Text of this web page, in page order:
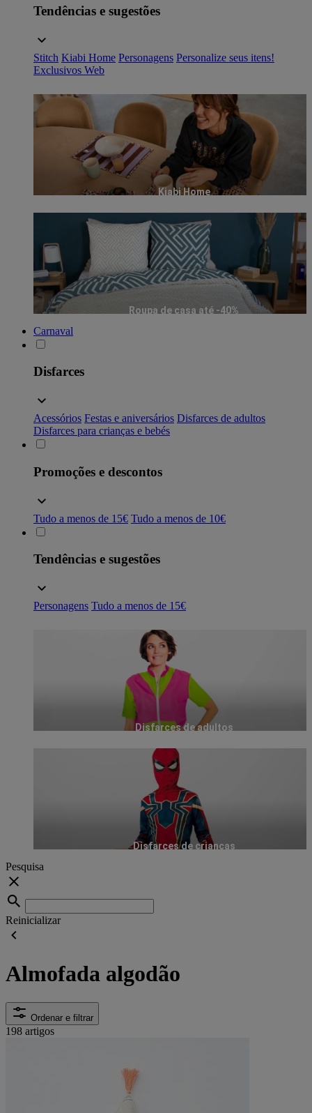
Tendências e sugestões
Stitch Kiabi Home Personagens Personalize seus itens!
Exclusivos Web
Kiabi Home
Roupa de casa até -40%
Carnaval
Disfarces
Acessórios Festas e aniversários Disfarces de adultos
Disfarces para crianças e bebés
Promoções e descontos
Tudo a menos de 15€ Tudo a menos de 10€
Tendências e sugestões
Personagens Tudo a menos de 15€
Disfarces de adultos
Disfarces de crianças
Pesquisa
Reinicializar
Almofada algodão
Ordenar e filtrar
198 artigos